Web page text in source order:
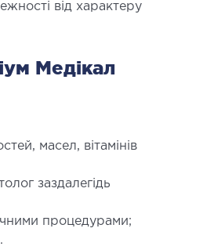
від характеру
Медікал
масел, вітамінів
заздалегідь
процедурами;